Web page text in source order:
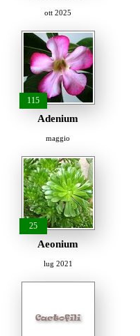
ott 2025
115
Adenium
maggio
25
Aeonium
lug 2021